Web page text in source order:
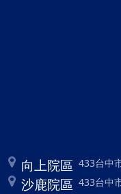
向上院區 433台中
沙鹿院區 433台中